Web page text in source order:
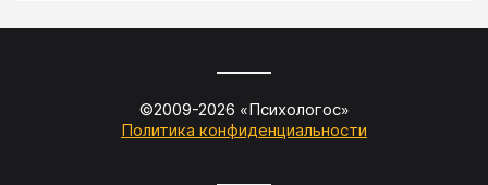
©2009-2026 «Психологос»
Политика конфиденциальности